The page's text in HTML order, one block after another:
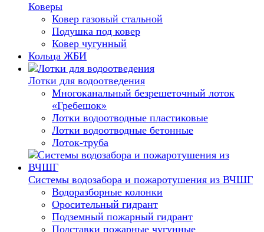
Коверы
Ковер газовый стальной
Подушка под ковер
Ковер чугунный
Кольца ЖБИ
Лотки для водоотведения
Многоканальный безрешеточный лоток
«Гребешок»
Лотки водоотводные пластиковые
Лотки водоотводные бетонные
Лоток-труба
Системы водозабора и пожаротушения из ВЧШГ
Водоразборные колонки
Оросительный гидрант
Подземный пожарный гидрант
Подставки пожарные чугунные